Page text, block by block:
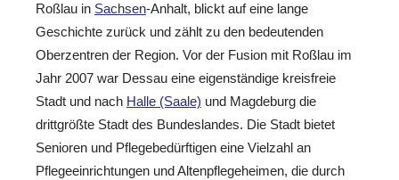
Roßlau in Sachsen-Anhalt, blickt auf eine lange
Geschichte zurück und zählt zu den bedeutenden
Oberzentren der Region. Vor der Fusion mit Roßlau im
Jahr 2007 war Dessau eine eigenständige kreisfreie
Stadt und nach Halle (Saale) und Magdeburg die
drittgrößte Stadt des Bundeslandes. Die Stadt bietet
Senioren und Pflegebedürftigen eine Vielzahl an
Pflegeeinrichtungen und Altenpflegeheimen, die durch